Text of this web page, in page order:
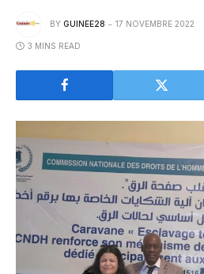
BY GUINEE28 17 NOVEMBRE 2022
3 MINS READ